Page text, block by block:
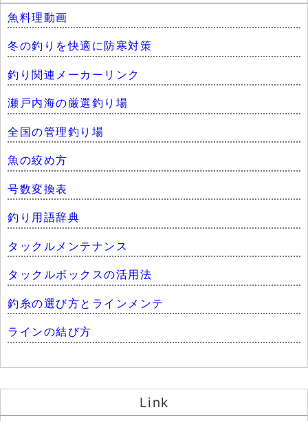
魚料理動画
冬の釣りを快適に防寒対策
釣り関連メーカーリンク
瀬戸内海の厳選釣り場
全国の管理釣り場
魚の絞め方
号数変換表
釣り用語辞典
タックルメンテナンス
タックルボックスの活用法
釣糸の選び方とラインメンテ
ラインの結び方
Link